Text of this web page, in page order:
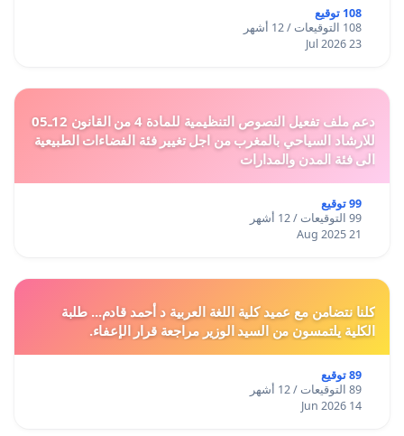
108 توقيع
108 التوقيعات / 12 أشهر
23 Jul 2026
دعم ملف تفعيل النصوص التنظيمية للمادة 4 من القانون 12ـ05
للارشاد السياحي بالمغرب من اجل تغيير فئة الفضاءات الطبيعية
الى فئة المدن والمدارات
99 توقيع
99 التوقيعات / 12 أشهر
21 Aug 2025
كلنا نتضامن مع عميد كلية اللغة العربية د أحمد قادم... طلبة
الكلية يلتمسون من السيد الوزير مراجعة قرار الإعفاء.
89 توقيع
89 التوقيعات / 12 أشهر
14 Jun 2026